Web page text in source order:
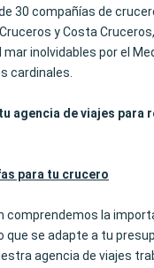
30 compañías de
y Costa
inolvidables por el
cardinales.
agencia de viajes para
para tu crucero
comprendemos la
que se adapte a tu
agencia de viajes